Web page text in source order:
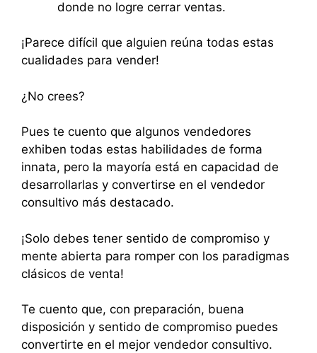
donde no logre cerrar ventas.
¡Parece difícil que alguien reúna todas estas
cualidades para vender!
¿No crees?
Pues te cuento que algunos vendedores
exhiben todas estas habilidades de forma
innata, pero la mayoría está en capacidad de
desarrollarlas y convertirse en el vendedor
consultivo más destacado.
¡Solo debes tener sentido de compromiso y
mente abierta para romper con los paradigmas
clásicos de venta!
Te cuento que, con preparación, buena
disposición y sentido de compromiso puedes
convertirte en el mejor vendedor consultivo.